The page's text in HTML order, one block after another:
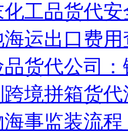
工品货代
运出口费
货代公司
境拼箱货
事监装流